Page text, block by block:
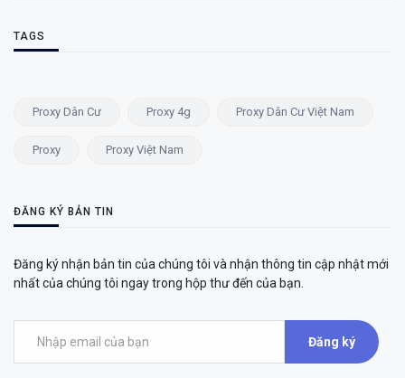
TAGS
Proxy Dân Cư Proxy 4g Proxy Dân Cư Việt Nam
Proxy Proxy Việt Nam
ĐĂNG KÝ BẢN TIN
Đăng ký nhận bản tin của chúng tôi và nhận thông tin cập nhật mới
nhất của chúng tôi ngay trong hộp thư đến của bạn.
Đăng ký